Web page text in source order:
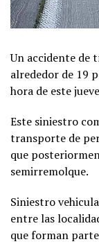
Un accidente de
alrededor de 19
hora de este
Este siniestro
transporte de
que
semirremolque.
Siniestro
entre las
que forman